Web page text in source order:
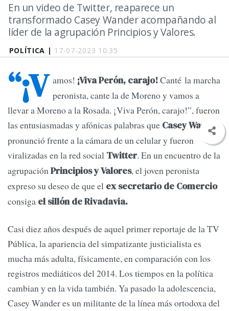
POLÍTICA | 17-07-2023 10:35
En un video de Twitter, reaparece un
transformado Casey Wander acompañando al
líder de la agrupación Principios y Valores.
“¡V amos! ¡Viva Perón, carajo!Canté la marcha
peronista, cante la de Moreno y vamos a
llevar a Moreno a la Rosada. ¡Viva Perón, carajo!”, fueron
las entusiasmadas y afónicas palabras que Casey Wander
pronunció frente a la cámara de un celular y fueron
viralizadas en la red social Twitter. En un encuentro de la
agrupaciónPrincipios y Valores, el joven peronista
expreso su deseo de que el ex secretario de Comercio
consiga el sillón de Rivadavia.
Casi diez años después de aquel primer reportaje de la TV
Pública, la apariencia del simpatizante justicialista es
mucha más adulta, físicamente, en comparación con los
registros mediáticos del 2014. Los tiempos en la política
cambian y en la vida también. Ya pasado la adolescencia,
Casey Wander es un militante de la línea más ortodoxa del